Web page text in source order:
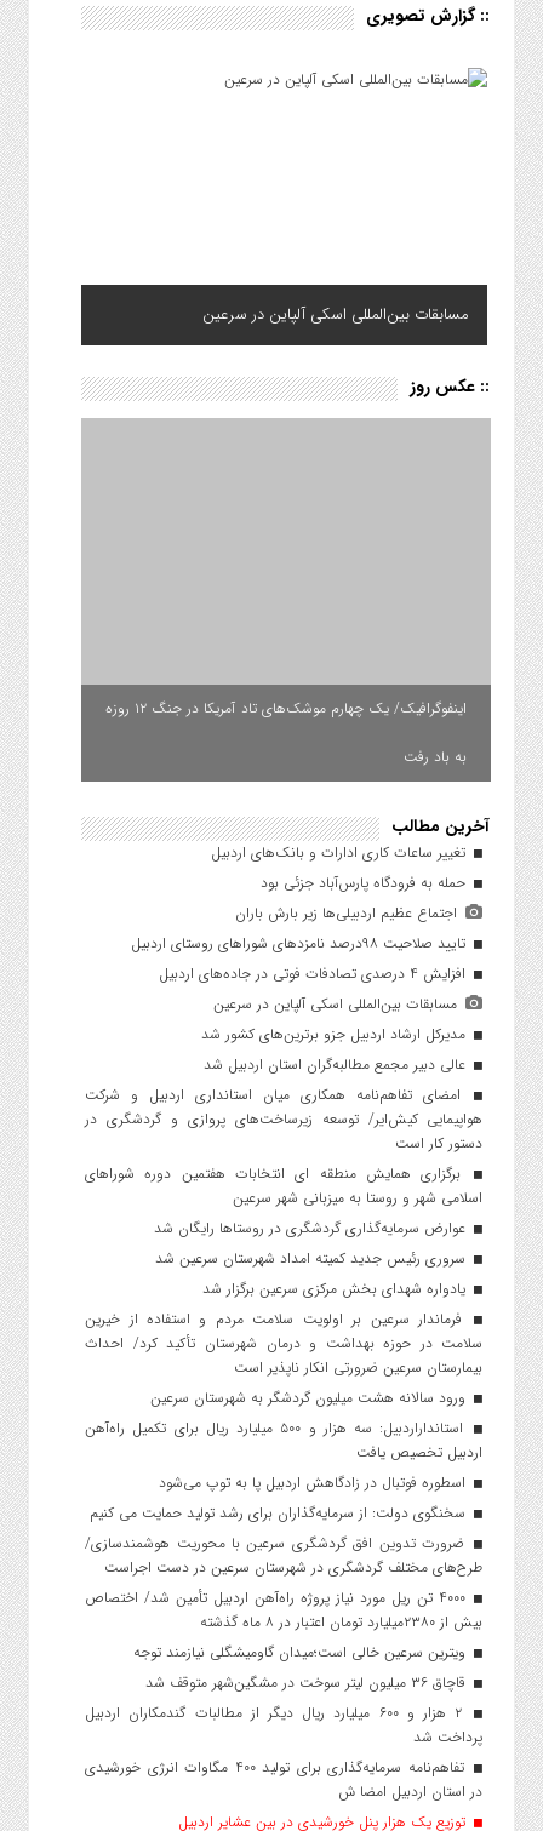
:: گزارش تصویری
مسابقات بین‌المللی اسکی آلپاین در سرعین
:: عکس روز
اینفوگرافیک/ یک چهارم موشک‌های تاد آمریکا در جنگ ۱۲ روزه
به باد رفت
آخرین مطالب
تغییر ساعات کاری ادارات و بانک‌های اردبیل
حمله به فرودگاه پارس‌‌آباد جزئی بود
اجتماع عظیم اردبیلی‌ها زیر بارش باران
تایید صلاحیت ۹۸درصد نامزدهای شوراهای روستای اردبیل
افزایش ۴ درصدی تصادفات فوتی در جاده‌های اردبیل
مسابقات بین‌المللی اسکی آلپاین در سرعین
مدیرکل ارشاد اردبیل جزو برترین‌های کشور شد
عالی دبیر مجمع مطالبه‌گران استان اردبیل شد
امضای تفاهم‌نامه همکاری میان استانداری اردبیل و شرکت
هواپیمایی کیش‌ایر/ توسعه زیرساخت‌های پروازی و گردشگری در
دستور کار است
برگزاری همایش منطقه ای انتخابات هفتمین دوره شوراهای
اسلامی شهر و روستا به میزبانی شهر سرعین
عوارض سرمایه‌گذاری گردشگری در روستاها رایگان شد
سروری رئیس جدید کمیته امداد شهرستان سرعین شد
یادواره شهدای بخش مرکزی سرعین برگزار شد
فرماندار سرعین بر اولویت سلامت مردم و استفاده از خیرین
سلامت در حوزه بهداشت و درمان شهرستان تأکید کرد/ احداث
بیمارستان سرعین ضرورتی انکار ناپذیر است
ورود سالانه هشت میلیون گردشگر به شهرستان سرعین
استانداراردبیل: سه هزار و ۵۰۰ میلیارد ریال برای تکمیل راه‌آهن
اردبیل تخصیص یافت
اسطوره فوتبال در زادگاهش اردبیل پا به توپ می‌شود
سخنگوی دولت: از سرمایه‌گذاران برای رشد تولید حمایت می کنیم
ضرورت تدوین افق گردشگری سرعین با محوریت هوشمندسازی/
طرح‌های مختلف گردشگری در شهرستان سرعین در دست اجراست
۴۰۰۰ تن ریل مورد نیاز پروژه راه‌آهن اردبیل تأمین شد/ اختصاص
بیش از ۲۳۸۰میلیارد تومان اعتبار در ۸ ماه گذشته
ویترین سرعین خالی است؛میدان گاومیشگلی نیازمند توجه
قاچاق ۳۶ میلیون لیتر سوخت در مشگین‌شهر متوقف شد
۲ هزار و ۶۰۰‌ میلیارد ریال دیگر از مطالبات گندمکاران اردبیل
پرداخت شد
تفاهم‌نامه سرمایه‌گذاری برای تولید ۴۰۰ مگاوات انرژی خورشیدی
در استان اردبیل امضا ش
توزیع یک هزار پنل خورشیدی در بین عشایر اردبیل